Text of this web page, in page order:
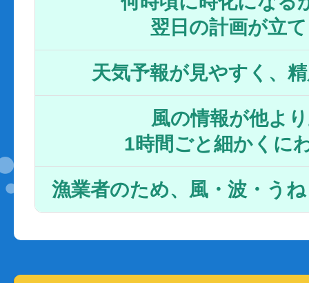
翌日の計画が立
天気予報が見やすく、
風の情報が他よ
1時間ごと細かくに
漁業者のため、風・波・う